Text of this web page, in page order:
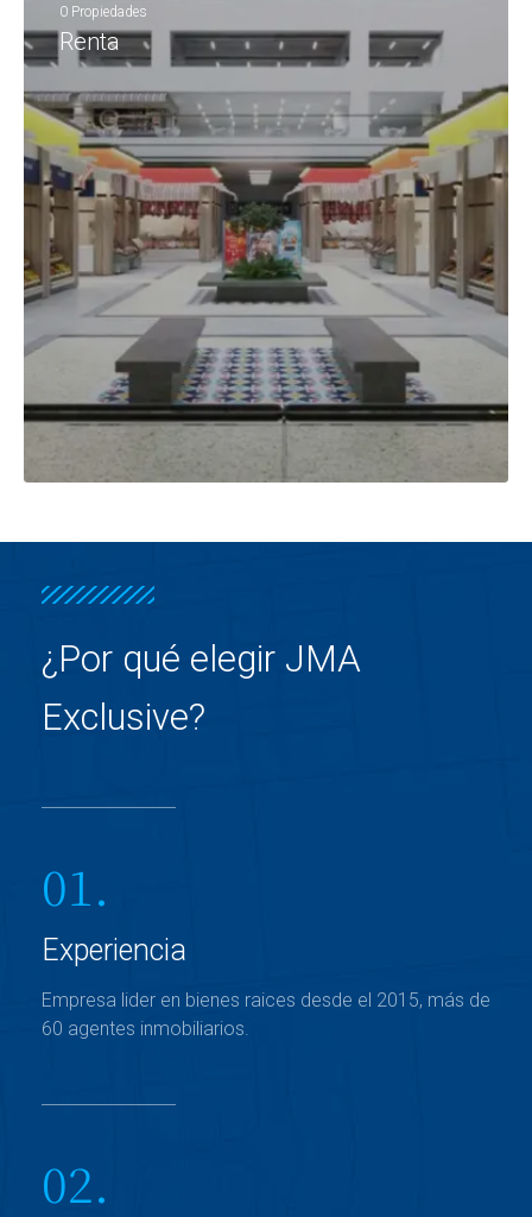
0 Propiedades
Renta
¿Por qué elegir JMA
Exclusive?
01.
Experiencia
Empresa lider en bienes raices desde el 2015, más de
60 agentes inmobiliarios.
02.